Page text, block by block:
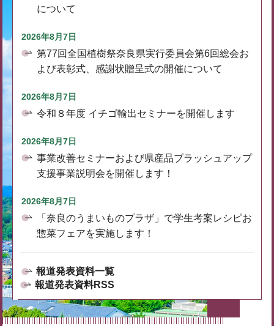
について
2026年8月7日
第77回全国植樹祭奈良県実行委員会第6回総会お
よび表彰式、感謝状贈呈式の開催について
2026年8月7日
令和８年度 イチゴ輸出セミナーを開催します
2026年8月7日
事業改善セミナーおよび県産品ブラッシュアップ
支援事業説明会を開催します！
2026年8月7日
「奈良のうまいものプラザ」で学生考案レシピお
惣菜フェアを実施します！
報道発表資料一覧
報道発表資料RSS